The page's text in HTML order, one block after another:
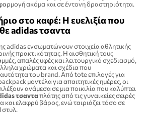
ακόμα και σε έντονη δραστηριότητα.
στο καφέ: Η ευελιξία που
adidas τσαντα
adidas ενσωματώνουν στοιχεία αθλητικής
πρακτικότητας. Η αισθητική τους
απαλές υφές και λειτουργικό σχεδιασμό,
χρώματα και σχέδια που
του brand. Από tote επιλογές για
μοντέλα για απαιτητικές ημέρες, οι
ανάμεσα σε μια ποικιλία που καλύπτει
τσανταπλάτης από τις γυναικείες σειρές
και ελαφρύ βάρος, ενώ ταιριάζει τόσο σε
στυλ.